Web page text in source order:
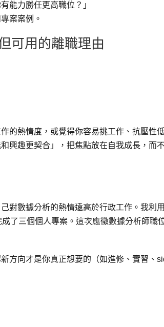
能力勝任更高職位？」
案案例。
可用的離職理由
的熱情度，或覺得你容易挑工作、抗壓性
興趣更契合」，把焦點放在自我成長，而
對數據分析的熱情遠高於行政工作。我利
了三個個人專案。這次應徵數據分析師職
新方向才是你真正想要的（如進修、實習、